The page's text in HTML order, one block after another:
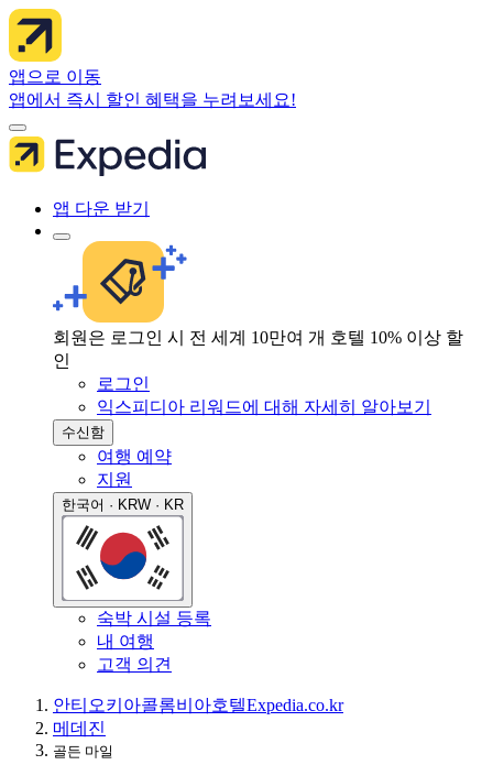
앱으로 이동
앱에서 즉시 할인 혜택을 누려보세요!
앱 다운 받기
회원은 로그인 시 전 세계 10만여 개 호텔 10% 이상 할
인
로그인
익스피디아 리워드에 대해 자세히 알아보기
수신함
여행 예약
지원
한국어 · KRW · KR
숙박 시설 등록
내 여행
고객 의견
안티오키아콜롬비아호텔Expedia.co.kr
메데진
골든 마일